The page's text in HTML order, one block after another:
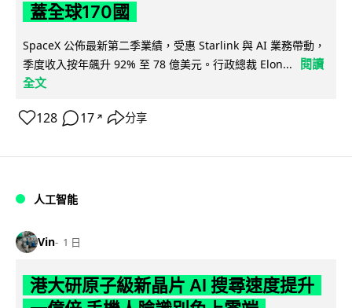
蓋全球170國
SpaceX 公佈最新第二季業績，受惠 Starlink 與 AI 業務帶動，
季度收入按年飆升 92% 至 78 億美元。行政總裁 Elon...
閱讀
全文
128 17 ↗ 分享
人工智能
Vin 1 日
港大研原子級新晶片 AI 搜尋速度提升